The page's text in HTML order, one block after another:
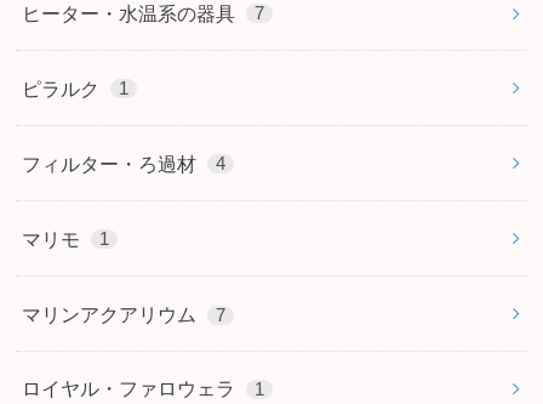
ヒーター・水温系の器具 7
ピラルク 1
フィルター・ろ過材 4
マリモ 1
マリンアクアリウム 7
ロイヤル・ファロウェラ 1